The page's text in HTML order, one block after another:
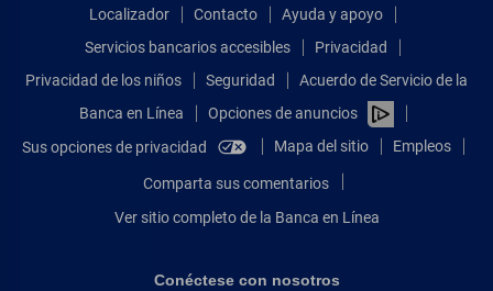
Localizador Contacto
Ayuda y apoyo
Servicios bancarios accesibles
Privacidad
Privacidad de los niños
Seguridad
Acuerdo de Servicio de la
Banca en Línea
Opciones de anuncios
Sus opciones de privacidad
Mapa del sitio Empleos
Comparta sus comentarios
Ver sitio completo de la Banca en Línea
Conéctese con nosotros